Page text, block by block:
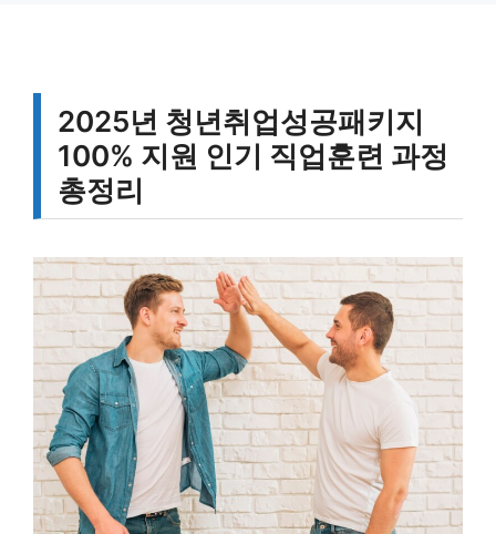
2025년 청년취업성공패키지
100% 지원 인기 직업훈련 과정
총정리